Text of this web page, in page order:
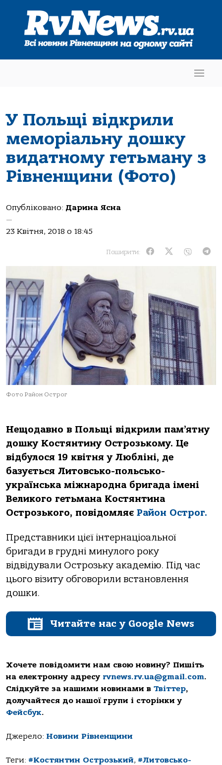
У Польщі відкрили
меморіальну дошку
видатному гетьману з
Рівненщини (Фото)
Опубліковано: Дарина Ясна
—
23 Квітня, 2018 о 18:45
Поширити:
Фото Район Острог
Нещодавно в Польщі відкрили пам’ятну
дошку Костянтину Острозькому. Це
відбулося 19 квітня у Любліні, де
базується Литовсько-польсько-
українська міжнародна бригада імені
Великого гетьмана Костянтина
Острозького, повідомляє Район Острог.
Представники цієї інтернаціоальної
бригади в грудні минулого року
відвідували Острозьку академію. Під час
цього візиту обговорили встановлення
дошки.
Читайте нас у Google News
Хочете повідомити нам свою новину? Пишіть
на електронну адресу rvnews.rv.ua@gmail.com.
Слідкуйте за нашими новинами в Твіттер,
долучайтеся до нашої групи і сторінки у
Фейсбук.
Джерело: Новини Рівненщини
Теги: #Костянтин Острозький, #Литовсько-